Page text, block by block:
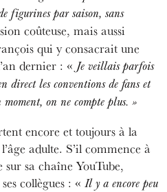
figurines par saison, sans
coûteuse, mais aussi
qui y consacrait une
dernier : « Je veillais parfois
direct les conventions de fans et
on ne compte plus. »
encore et toujours à la
adulte. S’il commence à
sa chaîne YouTube,
collègues : « Il y a encore peu